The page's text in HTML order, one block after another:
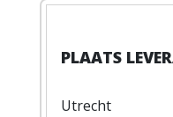
Utrecht